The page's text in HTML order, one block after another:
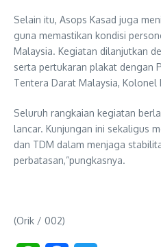
Selain itu, Asops Kasad juga
guna memastikan kondisi
Malaysia. Kegiatan dilanjutkan
serta pertukaran plakat dengan
Tentera Darat Malaysia, Kolonel
Seluruh rangkaian kegiatan
lancar. Kunjungan ini sekaligus
dan TDM dalam menjaga
perbatasan,”pungkasnya.
(Orik / 002)